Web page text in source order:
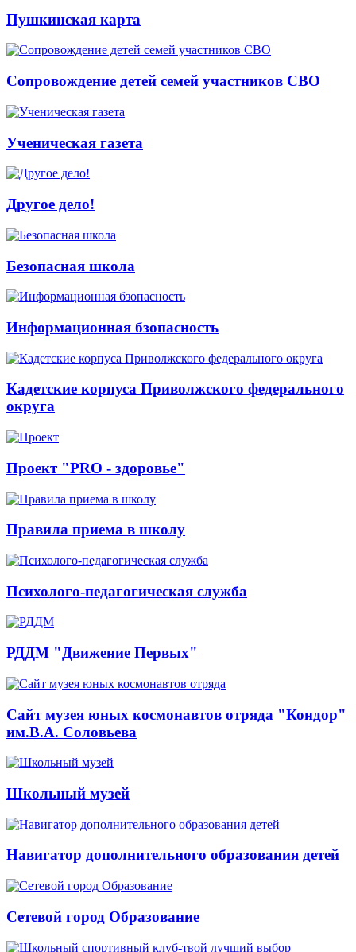
Пушкинская карта
Сопровождение детей семей участников СВО
Ученическая газета
Другое дело!
Безопасная школа
Информационная бзопасность
Кадетские корпуса Приволжского федерального
округа
Проект "PRO - здоровье"
Правила приема в школу
Психолого-педагогическая служба
РДДМ "Движение Первых"
Сайт музея юных космонавтов отряда "Кондор"
им.В.А. Соловьева
Школьный музей
Навигатор дополнительного образования детей
Сетевой город Образование